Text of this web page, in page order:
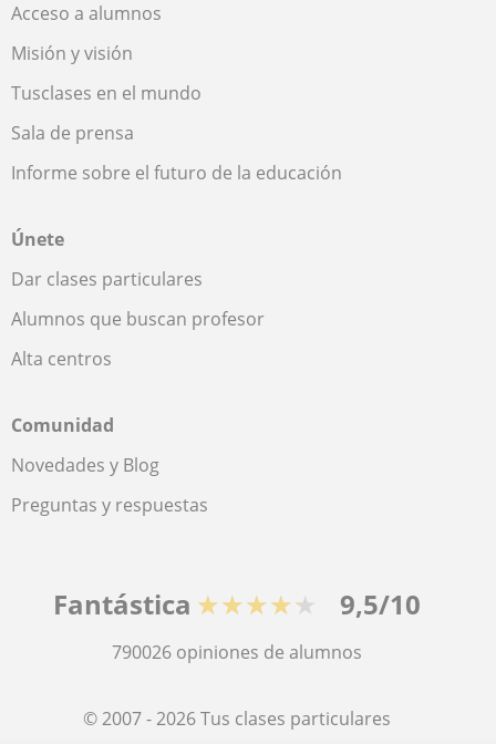
Acceso a alumnos
Misión y visión
Tusclases en el mundo
Sala de prensa
Informe sobre el futuro de la educación
Únete
Dar clases particulares
Alumnos que buscan profesor
Alta centros
Comunidad
Novedades y Blog
Preguntas y respuestas
Fantástica ★★★★★ 9,5/10
790026 opiniones de alumnos
© 2007 - 2026 Tus clases particulares